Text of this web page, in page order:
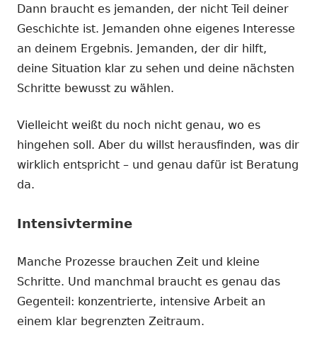
Dann braucht es jemanden, der nicht Teil deiner
Geschichte ist. Jemanden ohne eigenes Interesse
an deinem Ergebnis. Jemanden, der dir hilft,
deine Situation klar zu sehen und deine nächsten
Schritte bewusst zu wählen.
Vielleicht weißt du noch nicht genau, wo es
hingehen soll. Aber du willst herausfinden, was dir
wirklich entspricht – und genau dafür ist Beratung
da.
Intensivtermine
Manche Prozesse brauchen Zeit und kleine
Schritte. Und manchmal braucht es genau das
Gegenteil: konzentrierte, intensive Arbeit an
einem klar begrenzten Zeitraum.